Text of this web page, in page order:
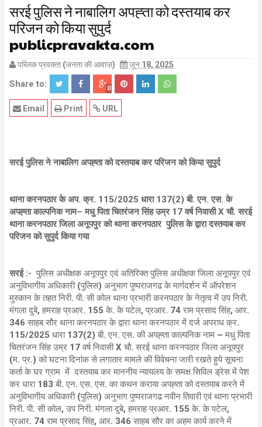
सरई पुलिस ने नाबालिग अपह्ता को दस्तयाब कर
परिजन को किया सुपुर्द
publicpravakta.com
पब्लिक प्रवक्ता (जनता की आवाज़) जून 18, 2025
Share to: 0
URL
Print
Email
सरई पुलिस ने नाबालिग अपह्ता को दस्तयाब कर परिजन को किया सुपुर्द
थाना करनपठार के अप. क्र. 115/2025 धारा 137(2) बी. एन. एस. के
अपह्ता काल्पनिक नाम– मधु पिता चितरंजन सिंह उम्र 17 वर्ष निवासी X चौ. सरई
थाना करनपठार जिला अनूपपुर को थाना करनपठार पुलिस के द्वारा दस्तयाब कर
परिजन को सुपुर्द किया गया
सरई :- पुलिस अधीक्षक अनूपपुर एवं अतिरिक्त पुलिस अधीक्षक जिला अनूपपुर एवं
अनुविभागीय अधिकारी (पुलिस) अनुभाग पुष्पराजगढ के मार्गदर्शन में ऑपरेशन
मुस्कान के तहत निरी. पी. सी कोल थाना प्रभारी करनपठार के नेतृत्व में उप निरी.
मंगला दुबे, हमराह प्रआर. 155 के. के पटेल, प्रआर. 74 राम प्रसाद सिंह, आर.
346 साहब सौर थाना करनपठार के द्वारा थाना करनपठार में दर्ज अपराध क्र.
115/2025 धारा 137(2) बी. एन. एस. की अपह्ता काल्पनिक नाम – मधु पिता
चितरंजन सिंह उम्र 17 वर्ष निवासी X चौ. सरई थाना करनपठार जिला अनूपपुर
(म. प्र.) को घटना दिनांक से लगातार मामले की विवेचना जारी रखते हुये सूचना
कर्ता के घर ग्राम में दस्तयाब कर माननीय न्यायलय के समक्ष सिविल ड्रेस में पेश
कर धारा 183 बी. एन. एस. एस. का कथन कराया अपह्ता को दस्तयाब करने में
अनुविभागीय अधिकारी (पुलिस) अनुभाग पुष्पराजगढ नवीन तिवारी एवं थाना प्रभारी
निरी. पी. सी कोल, उप निरी. मंगला दुबे, हमराह प्रआर. 155 के. के पटेल,
प्रआर. 74 राम प्रसाद सिंह, आर. 346 साहब सौर का अहम कार्य करने में